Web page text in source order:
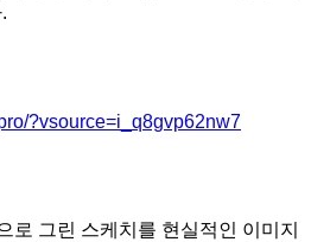
?vsource=i_q8gvp62nw7
로 그린 스케치를 현실적인 이미지